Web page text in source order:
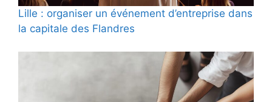
Lille : organiser un événement d’entreprise dans
la capitale des Flandres